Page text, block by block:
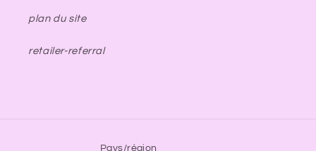
plan du site
retailer-referral
Pays/région